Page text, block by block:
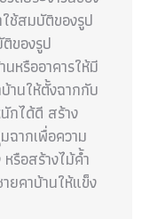
ใช้สมบัติของรูป
ของรูป
หรืออาคารให้มี
านให้ตั้งฉากกับ
กได้ดี สร้าง
ฉากเพื่อความ
รือสร้างไม้ค้ำ
ยคาบ้านให้แข็ง